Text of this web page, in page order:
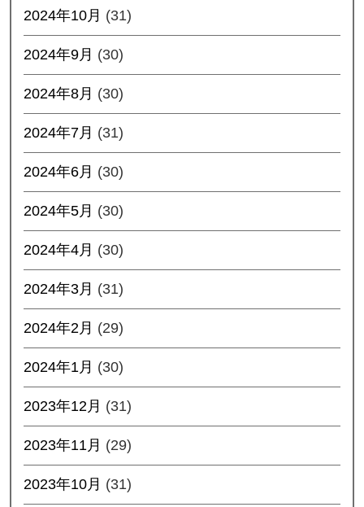
2024年10月 (31)
2024年9月 (30)
2024年8月 (30)
2024年7月 (31)
2024年6月 (30)
2024年5月 (30)
2024年4月 (30)
2024年3月 (31)
2024年2月 (29)
2024年1月 (30)
2023年12月 (31)
2023年11月 (29)
2023年10月 (31)